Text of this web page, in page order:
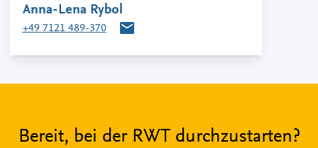
Anna-Lena Rybol
+49 7121 489-370
Bereit, bei der RWT durchzustarten?